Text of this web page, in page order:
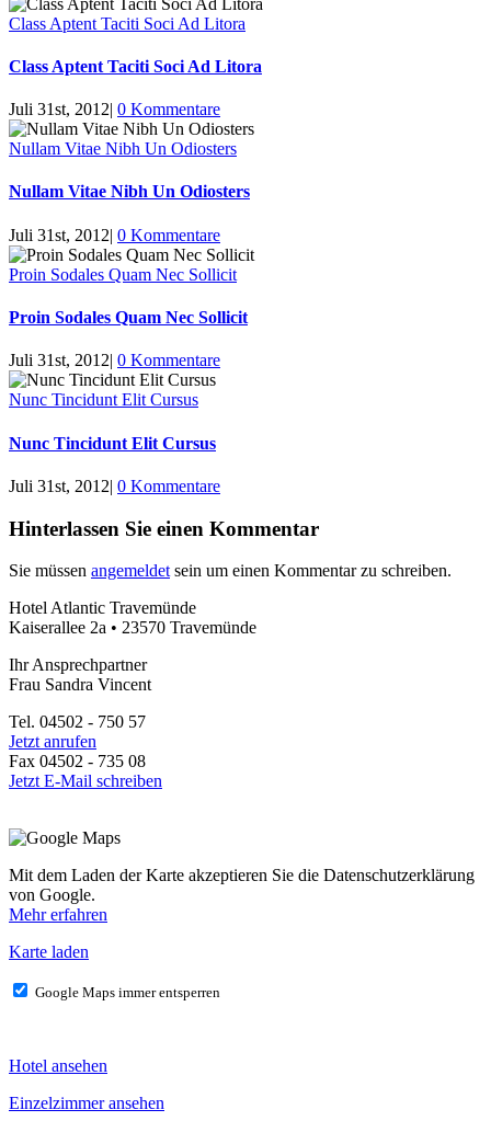
Class Aptent Taciti Soci Ad Litora
Class Aptent Taciti Soci Ad Litora
Juli 31st, 2012| 0 Kommentare
Nullam Vitae Nibh Un Odiosters
Nullam Vitae Nibh Un Odiosters
Juli 31st, 2012| 0 Kommentare
Proin Sodales Quam Nec Sollicit
Proin Sodales Quam Nec Sollicit
Juli 31st, 2012| 0 Kommentare
Nunc Tincidunt Elit Cursus
Nunc Tincidunt Elit Cursus
Juli 31st, 2012| 0 Kommentare
Hinterlassen Sie einen Kommentar
Sie müssen angemeldet sein um einen Kommentar zu schreiben.
Hotel Atlantic Travemünde
Kaiserallee 2a • 23570 Travemünde
Ihr Ansprechpartner
Frau Sandra Vincent
Tel. 04502 - 750 57
Jetzt anrufen
Fax 04502 - 735 08
Jetzt E-Mail schreiben
Mit dem Laden der Karte akzeptieren Sie die Datenschutzerklärung
von Google.
Mehr erfahren
Karte laden
Google Maps immer entsperren
Hotel ansehen
Einzelzimmer ansehen